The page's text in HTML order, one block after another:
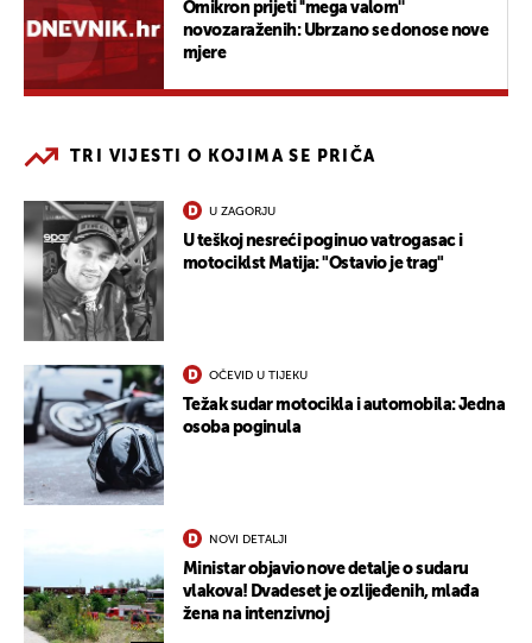
Omikron prijeti ''mega valom''
novozaraženih: Ubrzano se donose nove
mjere
TRI VIJESTI O KOJIMA SE PRIČA
U ZAGORJU
U teškoj nesreći poginuo vatrogasac i
motociklst Matija: "Ostavio je trag"
OČEVID U TIJEKU
Težak sudar motocikla i automobila: Jedna
osoba poginula
NOVI DETALJI
Ministar objavio nove detalje o sudaru
vlakova! Dvadeset je ozlijeđenih, mlađa
žena na intenzivnoj